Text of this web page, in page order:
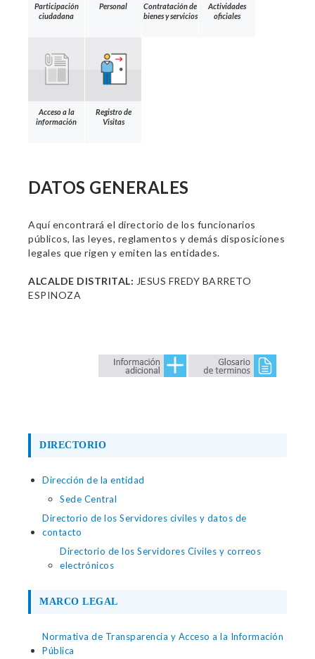
Participación
ciudadana
Personal
Contratación de
bienes y servicios
Actividades
oficiales
Acceso a la
información
Registro de
Visitas
DATOS GENERALES
Aquí encontrará el directorio de los funcionarios
públicos, las leyes, reglamentos y demás disposiciones
legales que rigen y emiten las entidades.
ALCALDE DISTRITAL: JESUS FREDY BARRETO
ESPINOZA
DIRECTORIO
Dirección de la entidad
Sede Central
Directorio de los Servidores civiles y datos de
contacto
Directorio de los Servidores Civiles y correos
electrónicos
MARCO LEGAL
Normativa de Transparencia y Acceso a la Información
Pública